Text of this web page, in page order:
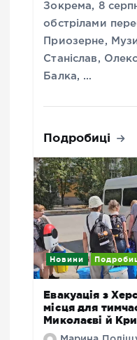
Зокрема, 8
обстрілами
Приозерне,
Станіслав,
Балка, …
Подробиці
Новини
Евакуація з
місця для
Миколаєві й